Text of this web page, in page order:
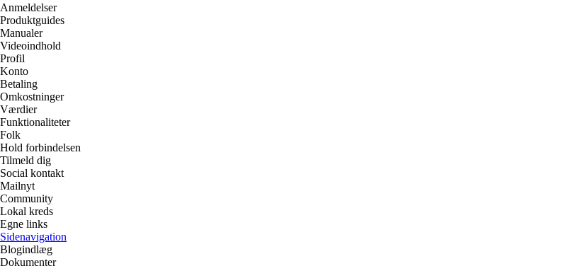
Anmeldelser
Produktguides
Manualer
Videoindhold
Profil
Konto
Betaling
Omkostninger
Værdier
Funktionaliteter
Folk
Hold forbindelsen
Tilmeld dig
Social kontakt
Mailnyt
Community
Lokal kreds
Egne links
Sidenavigation
Blogindlæg
Dokumenter